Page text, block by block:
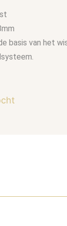
basis van het